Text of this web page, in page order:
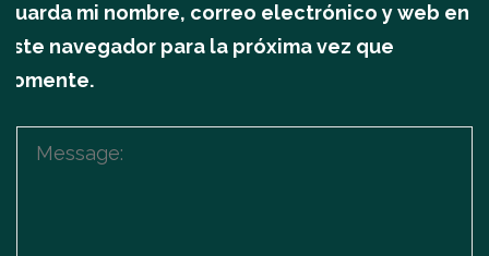
Guarda mi nombre, correo electrónico y web en
este navegador para la próxima vez que
comente.